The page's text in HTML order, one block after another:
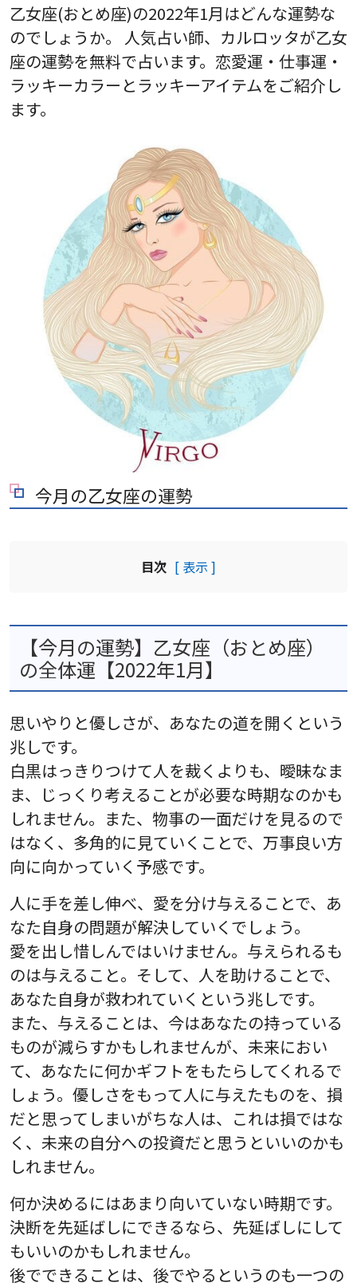
乙女座(おとめ座)の2022年1月はどんな運勢な
のでしょうか。 人気占い師、カルロッタが乙女
座の運勢を無料で占います。恋愛運・仕事運・
ラッキーカラーとラッキーアイテムをご紹介し
ます。
今月の乙女座の運勢
目次 [ 表示 ]
【今月の運勢】乙女座（おとめ座）
の全体運【2022年1月】
思いやりと優しさが、あなたの道を開くという
兆しです。
白黒はっきりつけて人を裁くよりも、曖昧なま
ま、じっくり考えることが必要な時期なのかも
しれません。また、物事の一面だけを見るので
はなく、多角的に見ていくことで、万事良い方
向に向かっていく予感です。
人に手を差し伸べ、愛を分け与えることで、あ
なた自身の問題が解決していくでしょう。
愛を出し惜しんではいけません。与えられるも
のは与えること。そして、人を助けることで、
あなた自身が救われていくという兆しです。
また、与えることは、今はあなたの持っている
ものが減らすかもしれませんが、未来におい
て、あなたに何かギフトをもたらしてくれるで
しょう。優しさをもって人に与えたものを、損
だと思ってしまいがちな人は、これは損ではな
く、未来の自分への投資だと思うといいのかも
しれません。
何か決めるにはあまり向いていない時期です。
決断を先延ばしにできるなら、先延ばしにして
もいいのかもしれません。
後でできることは、後でやるというのも一つの